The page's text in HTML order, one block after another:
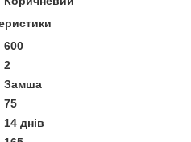
600
2
Замша
75
14 днів